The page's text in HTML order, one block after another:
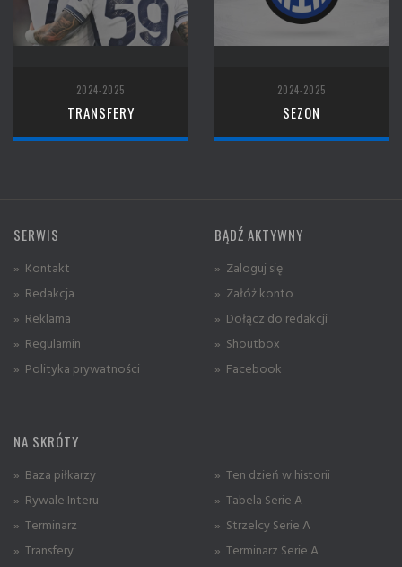
2024-2025
TRANSFERY
2024-2025
SEZON
SERWIS
» Kontakt
» Redakcja
» Reklama
» Regulamin
» Polityka prywatności
BĄDŹ AKTYWNY
» Zaloguj się
» Załóż konto
» Dołącz do redakcji
» Shoutbox
» Facebook
NA SKRÓTY
» Baza piłkarzy
» Rywale Interu
» Terminarz
» Transfery
» Ten dzień w historii
» Tabela Serie A
» Strzelcy Serie A
» Terminarz Serie A